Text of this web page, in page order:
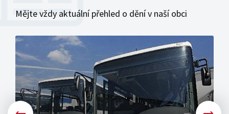
Mějte vždy aktuální přehled o dění v naší obci
More